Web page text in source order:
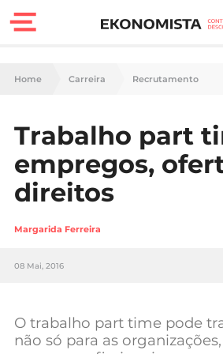
Finanças
Carreira
Casa
Lifestyle
Sociedade
Negócios
Home Carreira Recrutamento
Trabalho part
empregos,
direitos
Margarida Ferreira
08 Mai, 2016
O trabalho part time pode
não só para as